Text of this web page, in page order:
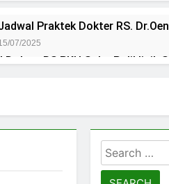
Praktek Dokter RS.
07/2025
Dokter RS PKU Solo: Poliklinik
Dokter RS Mulia Hati Wonogiri
Pasien BPJS RSUD
Search
for: